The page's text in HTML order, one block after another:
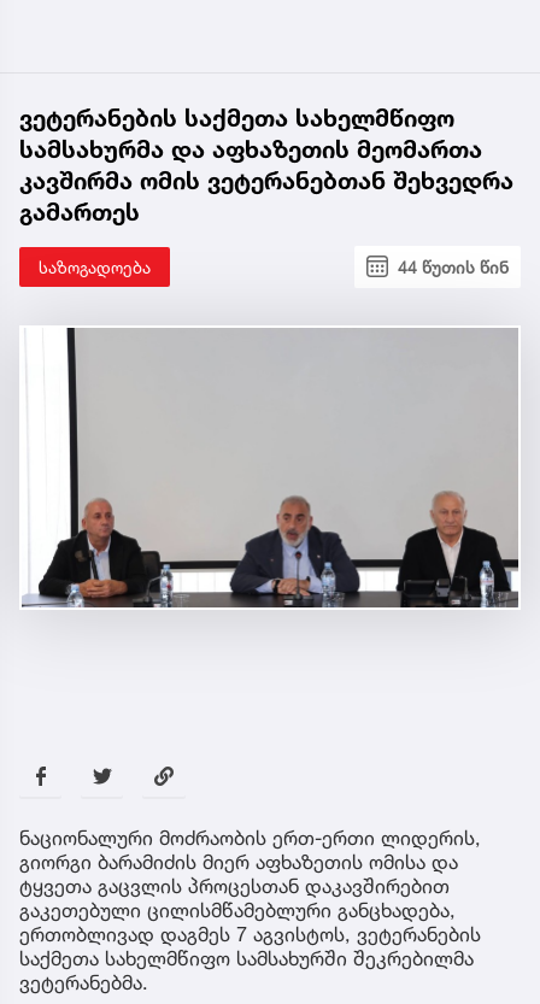
ვეტერანების საქმეთა სახელმწიფო
სამსახურმა და აფხაზეთის მეომართა
კავშირმა ომის ვეტერანებთან შეხვედრა
გამართეს
საზოგადოება 44 წუთის წინ
ნაციონალური მოძრაობის ერთ-ერთი ლიდერის,
გიორგი ბარამიძის მიერ აფხაზეთის ომისა და
ტყვეთა გაცვლის პროცესთან დაკავშირებით
გაკეთებული ცილისმწამებლური განცხადება,
ერთობლივად დაგმეს 7 აგვისტოს, ვეტერანების
საქმეთა სახელმწიფო სამსახურში შეკრებილმა
ვეტერანებმა.